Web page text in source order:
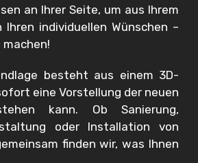
an Ihrer Seite, um aus Ihrem
Ihren individuellen Wünschen –
besteht aus einem 3D-
eine Vorstellung der neuen
kann. Ob Sanierung,
oder Installation von
finden wir, was Ihnen